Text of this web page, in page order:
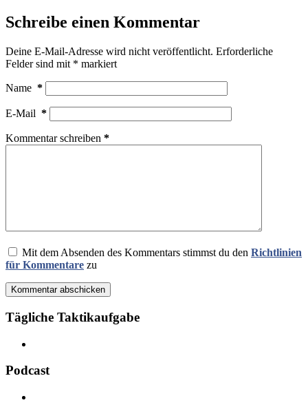
Schreibe einen Kommentar
Deine E-Mail-Adresse wird nicht veröffentlicht. Erforderliche
Felder sind mit * markiert
Name *
E-Mail *
Kommentar schreiben *
Mit dem Absenden des Kommentars stimmst du den Richtlinien
für Kommentare zu
Kommentar abschicken
Tägliche Taktikaufgabe
Podcast